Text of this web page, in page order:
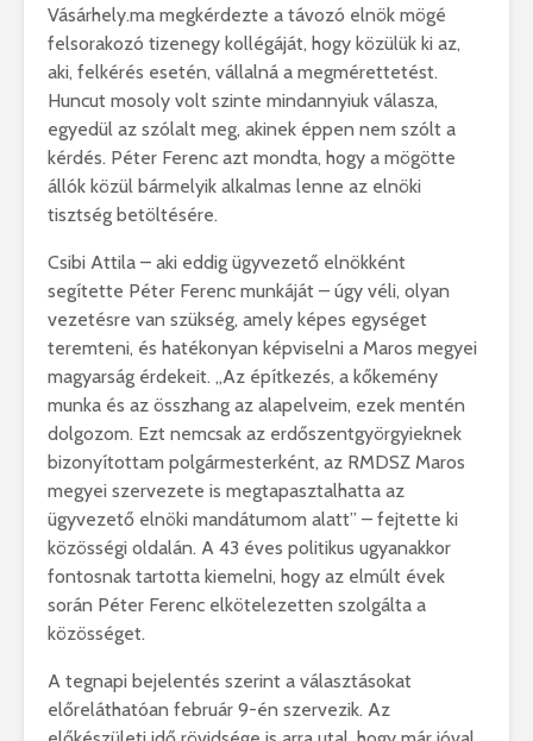
Vásárhely.ma megkérdezte a távozó elnök mögé
felsorakozó tizenegy kollégáját, hogy közülük ki az,
aki, felkérés esetén, vállalná a megmérettetést.
Huncut mosoly volt szinte mindannyiuk válasza,
egyedül az szólalt meg, akinek éppen nem szólt a
kérdés. Péter Ferenc azt mondta, hogy a mögötte
állók közül bármelyik alkalmas lenne az elnöki
tisztség betöltésére.
Csibi Attila – aki eddig ügyvezető elnökként
segítette Péter Ferenc munkáját – úgy véli, olyan
vezetésre van szükség, amely képes egységet
teremteni, és hatékonyan képviselni a Maros megyei
magyarság érdekeit. „Az építkezés, a kőkemény
munka és az összhang az alapelveim, ezek mentén
dolgozom. Ezt nemcsak az erdőszentgyörgyieknek
bizonyítottam polgármesterként, az RMDSZ Maros
megyei szervezete is megtapasztalhatta az
ügyvezető elnöki mandátumom alatt” – fejtette ki
közösségi oldalán. A 43 éves politikus ugyanakkor
fontosnak tartotta kiemelni, hogy az elmúlt évek
során Péter Ferenc elkötelezetten szolgálta a
közösséget.
A tegnapi bejelentés szerint a választásokat
előreláthatóan február 9-én szervezik. Az